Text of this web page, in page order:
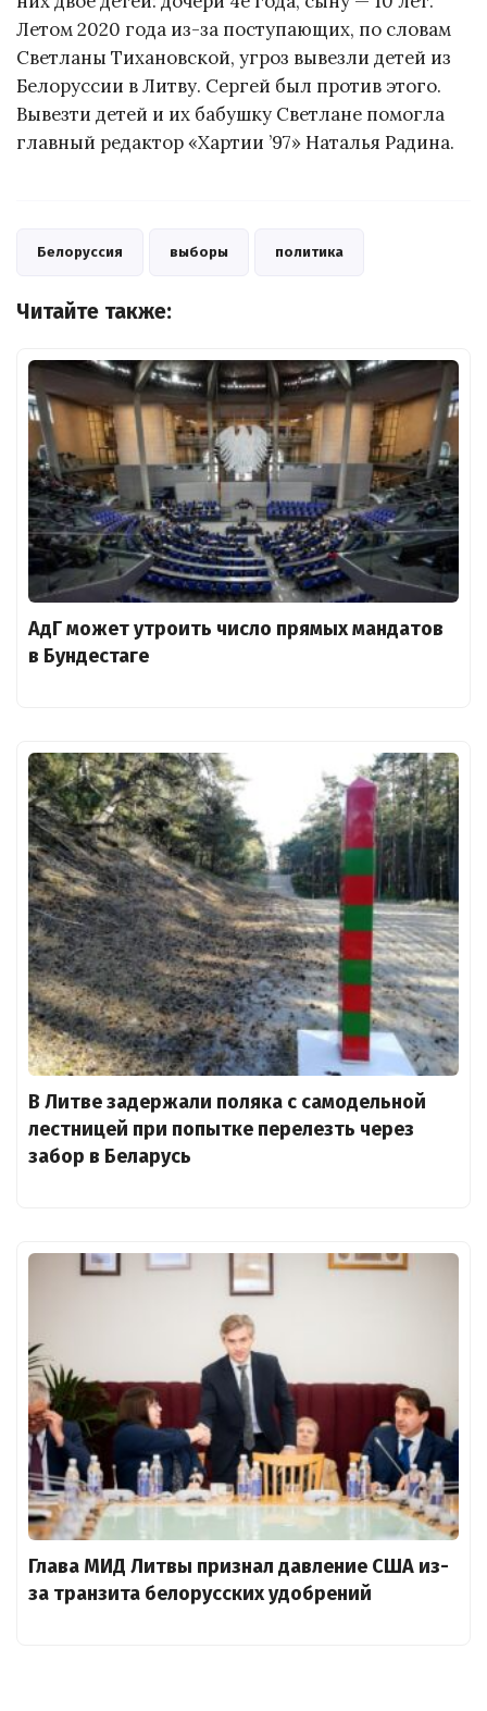
Летом 2020 года из-за поступающих, по словам
Светланы Тихановской, угроз вывезли детей из
Белоруссии в Литву. Сергей был против этого.
Вывезти детей и их бабушку Светлане помогла
главный редактор «Хартии ’97» Наталья Радина.
Белоруссия выборы политика
Читайте также:
АдГ может утроить число прямых мандатов
в Бундестаге
В Литве задержали поляка с самодельной
лестницей при попытке перелезть через
забор в Беларусь
Глава МИД Литвы признал давление США из-
за транзита белорусских удобрений